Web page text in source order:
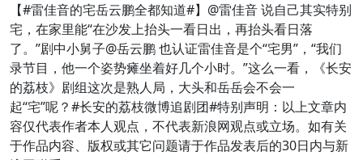
【#雷佳音的宅岳云鹏全都知道#】@雷佳音 说自己其实特别
宅，在家里能“在沙发上抬头一看日出，再抬头看日落
了。”剧中小舅子@岳云鹏 也认证雷佳音是个“宅男”，“我们
录节目，他一个姿势瘫坐着好几个小时。”这么一看，《长安
的荔枝》剧组这次是熟人局，大头和岳岳会不会一
起“宅”呢？#长安的荔枝微博追剧团#特别声明：以上文章内
容仅代表作者本人观点，不代表新浪网观点或立场。如有关
于作品内容、版权或其它问题请于作品发表后的30日内与新